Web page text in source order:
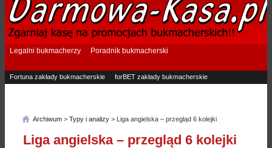
Legalni bukmacherzy Poradnik bukmacherski
Fortuna zakłady bukmacherskie
forBET zakłady bukmacherskie
Archiwum > Typy i analizy > Liga angielska – przegląd 6 kolejki
Liga angielska – przegląd 6 kolejki